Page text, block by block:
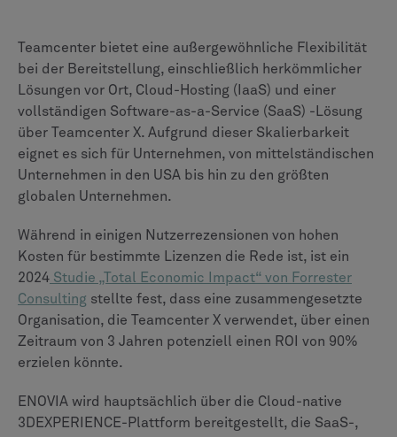
die bewährte Skalierbarkeit eignen sich gut für
komplexe, globale Abläufe. Aktuelle Kunden, wieNel
Hydrogen, haben Teamcenter erfolgreich
implementiert, um ihre Produktionsprozesse zu
automatisieren und zu modernisieren.
Für Unternehmen, die stark in das Ökosystem von
Dassault Systèmes investiert sind, insbesondere mit
systemeigene PLM-Erlebnis. Die einheitliche
3DEXPERIENCE-Plattform beseitigt viele
Integrationshürden.
Das CLEVR Support Framework
Die Auswahl einer PLM-Plattform ist nur der erste